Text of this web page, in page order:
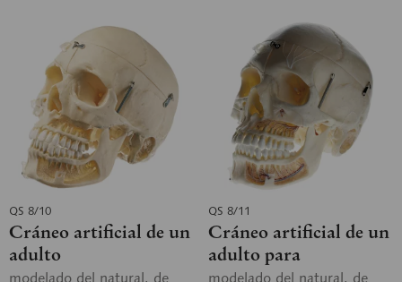
QS 8/10
Cráneo artificial de un
adulto
modelado del natural, de
QS 8/11
Cráneo artificial de un
adulto para
demostración
modelado del natural, de